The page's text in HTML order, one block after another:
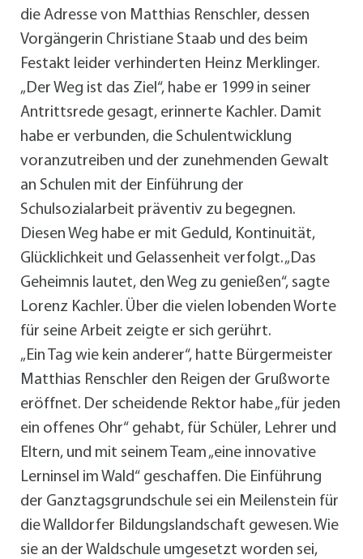
die Adresse von Matthias Renschler, dessen
Vorgängerin Christiane Staab und des beim
Festakt leider verhinderten Heinz Merklinger.
„Der Weg ist das Ziel“, habe er 1999 in seiner
Antrittsrede gesagt, erinnerte Kachler. Damit
habe er verbunden, die Schulentwicklung
voranzutreiben und der zunehmenden Gewalt
an Schulen mit der Einführung der
Schulsozialarbeit präventiv zu begegnen.
Diesen Weg habe er mit Geduld, Kontinuität,
Glücklichkeit und Gelassenheit verfolgt. „Das
Geheimnis lautet, den Weg zu genießen“, sagte
Lorenz Kachler. Über die vielen lobenden Worte
für seine Arbeit zeigte er sich gerührt.
„Ein Tag wie kein anderer“, hatte Bürgermeister
Matthias Renschler den Reigen der Grußworte
eröffnet. Der scheidende Rektor habe „für jeden
ein offenes Ohr“ gehabt, für Schüler, Lehrer und
Eltern, und mit seinem Team „eine innovative
Lerninsel im Wald“ geschaffen. Die Einführung
der Ganztagsgrundschule sei ein Meilenstein für
die Walldorfer Bildungslandschaft gewesen. Wie
sie an der Waldschule umgesetzt worden sei,